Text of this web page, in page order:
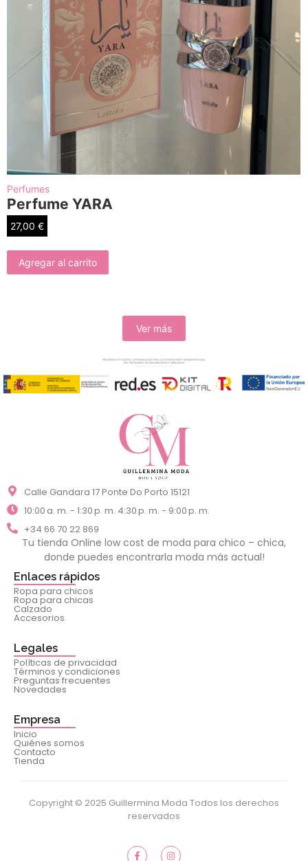
Perfumes
Perfume YARA
27,00 €
Agregar al carrito
Ver más
Calle Gandara 17 Ponte Do Porto 15121
10:00 a. m. - 1:30 p. m. 4:30 p. m. - 9:00 p. m.
+34 66 70 22 869
Tu tienda Online low cost de moda para chico – chica,
donde puedes encontrarla moda más actual!
Enlaces rápidos
Ropa para chicos
Ropa para chicas
Calzado
Accesorios
Legales
Políticas de privacidad
Términos y condiciones
Preguntas frecuentes
Novedades
Empresa
Inicio
Quiénes somos
Contacto
Tienda
Copyright © 2025 Guillermina Moda Todos los derechos
reservados